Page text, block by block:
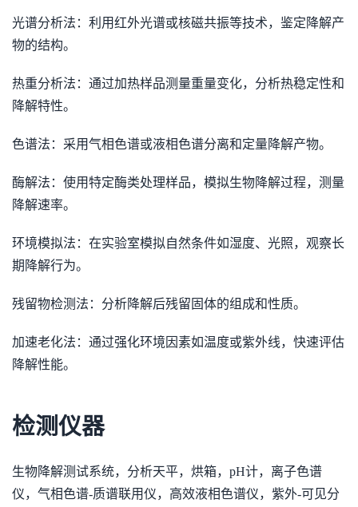
光谱分析法：利用红外光谱或核磁共振等技术，鉴定降解产
物的结构。
热重分析法：通过加热样品测量重量变化，分析热稳定性和
降解特性。
色谱法：采用气相色谱或液相色谱分离和定量降解产物。
酶解法：使用特定酶类处理样品，模拟生物降解过程，测量
降解速率。
环境模拟法：在实验室模拟自然条件如湿度、光照，观察长
期降解行为。
残留物检测法：分析降解后残留固体的组成和性质。
加速老化法：通过强化环境因素如温度或紫外线，快速评估
降解性能。
检测仪器
生物降解测试系统，分析天平，烘箱，pH计，离子色谱
仪，气相色谱-质谱联用仪，高效液相色谱仪，紫外-可见分